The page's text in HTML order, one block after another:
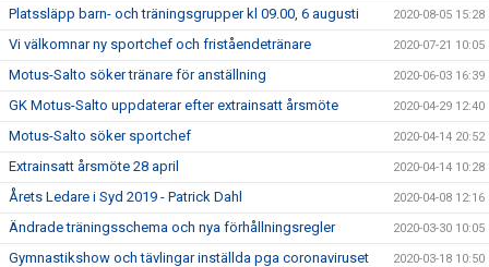
Platssläpp barn- och träningsgrupper kl 09.00, 6 augusti 2020-08-05 15:28
Vi välkomnar ny sportchef och friståendetränare 2020-07-21 10:05
Motus-Salto söker tränare för anställning 2020-06-03 16:39
GK Motus-Salto uppdaterar efter extrainsatt årsmöte 2020-04-29 12:40
Motus-Salto söker sportchef 2020-04-14 20:52
Extrainsatt årsmöte 28 april 2020-04-14 10:28
Årets Ledare i Syd 2019 - Patrick Dahl 2020-04-08 12:16
Ändrade träningsschema och nya förhållningsregler 2020-03-30 10:05
Gymnastikshow och tävlingar inställda pga coronaviruset 2020-03-18 10:50